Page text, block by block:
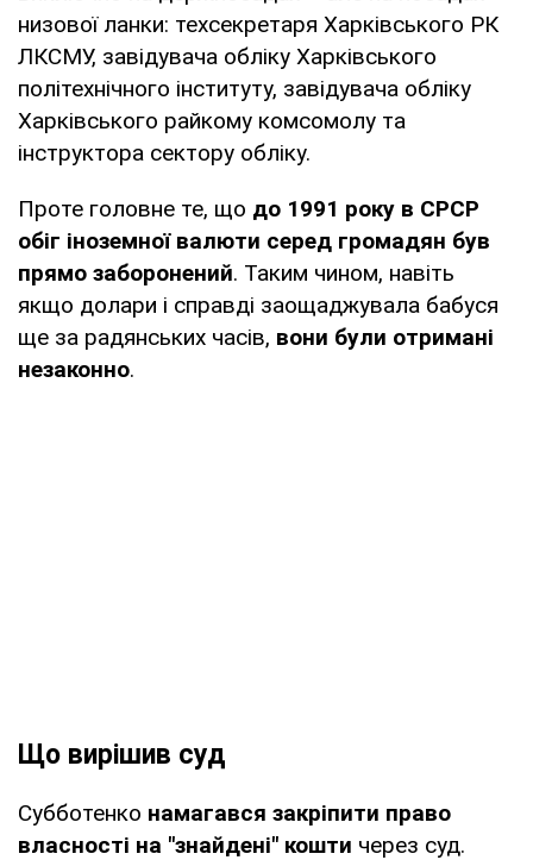
низової ланки: техсекретаря Харківського РК
ЛКСМУ, завідувача обліку Харківського
політехнічного інституту, завідувача обліку
Харківського райкому комсомолу та
інструктора сектору обліку.
Проте головне те, що до 1991 року в СРСР
обіг іноземної валюти серед громадян був
прямо заборонений. Таким чином, навіть
якщо долари і справді заощаджувала бабуся
ще за радянських часів, вони були отримані
незаконно.
Що вирішив суд
Субботенко намагався закріпити право
власності на "знайдені" кошти через суд.